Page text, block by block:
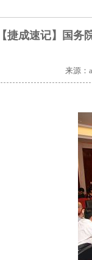
【捷成速记】国
来源：